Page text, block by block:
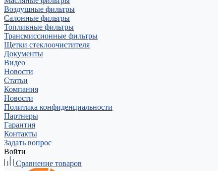
Воздушные фильтры
Салонные фильтры
Топливные фильтры
Трансмиссионные фильтры
Щетки стеклоочистителя
Документы
Видео
Новости
Статьи
Компания
Новости
Политика конфиденциальности
Партнеры
Гарантия
Контакты
Задать вопрос
Войти
Сравнение товаров